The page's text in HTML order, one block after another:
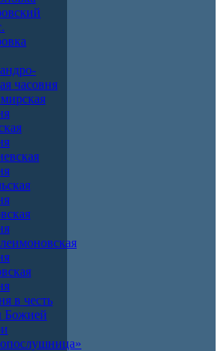
часовня
в честь
Божией